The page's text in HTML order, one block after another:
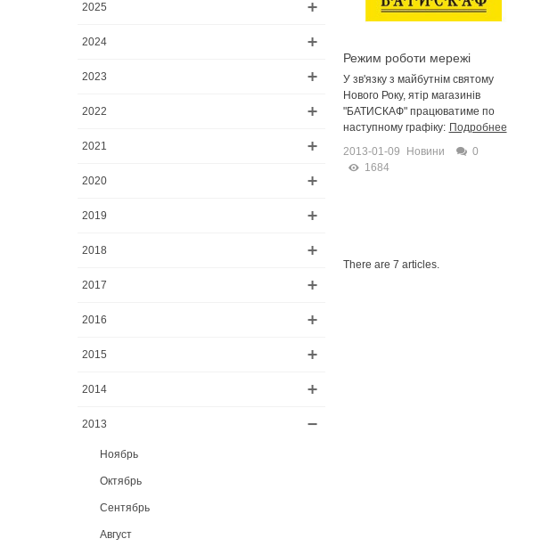
2025
2024
2023
2022
2021
2020
2019
2018
2017
2016
2015
2014
2013
Ноябрь
Октябрь
Сентябрь
Август
Режим роботи мережі
магазинів "Батискаф" у
святкові дні
У зв'язку з майбутнім святому
Нового Року, ятір магазинів
"БАТИСКАФ" працюватиме по
наступному графіку: Подробнее
2013-01-09
Новини
0
1684
There are 7 articles.